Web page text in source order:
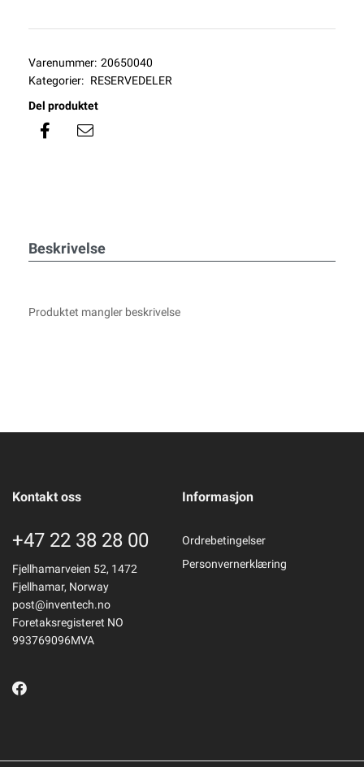
Varenummer: 20650040
Kategorier: RESERVEDELER
Del produktet
Beskrivelse
Produktet mangler beskrivelse
Kontakt oss
+47 22 38 28 00
Fjellhamarveien 52, 1472
Fjellhamar, Norway
post@inventech.no
Foretaksregisteret NO
993769096MVA
Informasjon
Ordrebetingelser
Personvernerklæring